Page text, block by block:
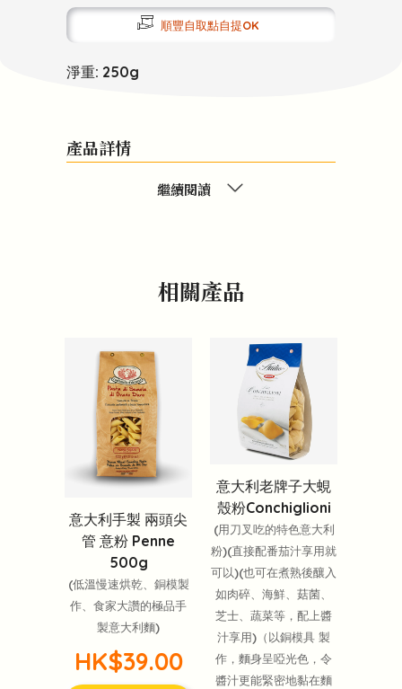
順豐自取點自提OK
淨重: 250g
產品詳情
繼續閱讀
相關產品
意大利手製 兩頭尖
管 意粉 Penne
500g
(低溫慢速烘乾、銅模製
作、食家大讚的極品手
製意大利麵)
HK$39.00
意大利老牌子大蜆
殼粉Conchiglioni
(用刀叉吃的特色意大利
粉)(直接配番茄汁享用就
可以)(也可在煮熟後釀入
如肉碎、海鮮、菇菌、
芝士、蔬菜等，配上醬
汁享用)（以銅模具 製
作，麵身呈啞光色，令
醬汁更能緊密地黏在麵